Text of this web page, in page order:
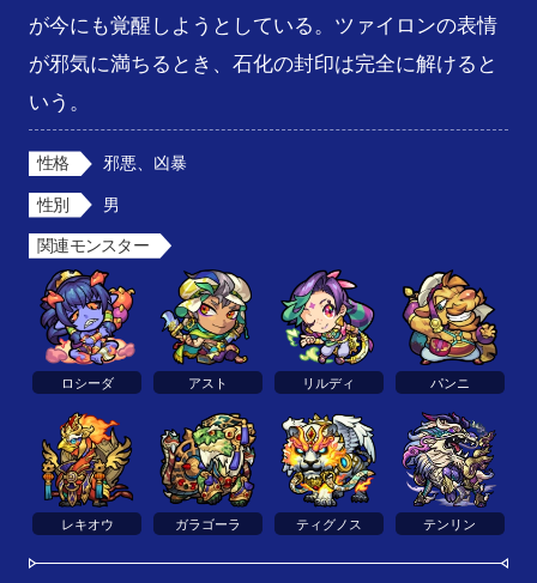
が今にも覚醒しようとしている。ツァイロンの表情
が邪気に満ちるとき、石化の封印は完全に解けると
いう。
性格 邪悪、凶暴
性別 男
関連モンスター
ロシーダ アスト リルディ パンニ
レキオウ ガラゴーラ ティグノス テンリン